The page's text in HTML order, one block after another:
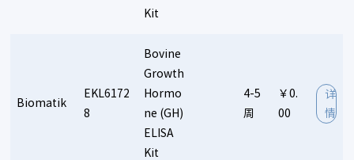
Kit
Biomatik
EKL6172
8
Bovine
Growth
Hormo
ne (GH)
ELISA
Kit
4-5
周
￥0.
00
详
情